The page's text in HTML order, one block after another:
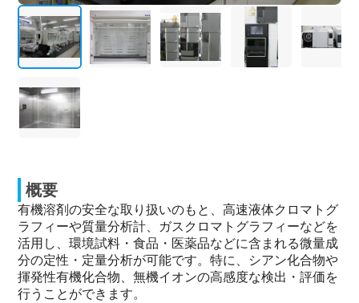
概要
有機溶剤の安全な取り扱いのもと、高速液体クロマトグ
ラフィーや質量分析計、ガスクロマトグラフィーなどを
活用し、環境試料・食品・医薬品などに含まれる微量成
分の定性・定量分析が可能です。特に、シアン化合物や
揮発性有機化合物、無機イオンの高感度な検出・評価を
行うことができます。